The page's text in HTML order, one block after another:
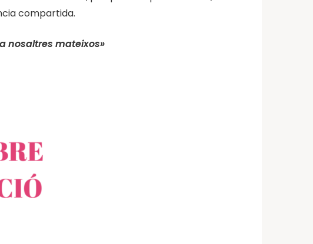
compartida.
nosaltres mateixos»